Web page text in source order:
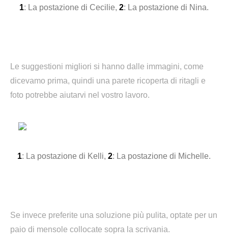
1: La postazione di Cecilie, 2: La postazione di Nina.
Le suggestioni migliori si hanno dalle immagini, come
dicevamo prima, quindi una parete ricoperta di ritagli e
foto potrebbe aiutarvi nel vostro lavoro.
1: La postazione di Kelli, 2: La postazione di Michelle.
Se invece preferite una soluzione più pulita, optate per un
paio di mensole collocate sopra la scrivania.